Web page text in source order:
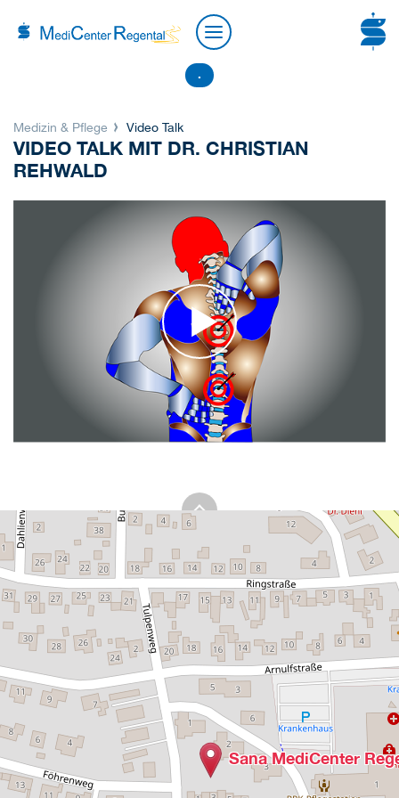
.
Medizin & Pflege Video Talk
VIDEO TALK MIT DR. CHRISTIAN
REHWALD
Sana MediCenter